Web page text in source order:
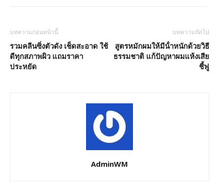
บทความก่อนหน้านี้
รวมคลีนซิ่งตัวดัง เช็ดสะอาด ใช้
ดีทุกสภาพผิว แถมราคา
ประหยัด
บทความถัดไป
สูตรหมักผมให้มีน้ําหนักด้วยวิธี
ธรรมชาติ แก้ปัญหาผมแห้งเสีย
ชี้ฟู
AdminWM